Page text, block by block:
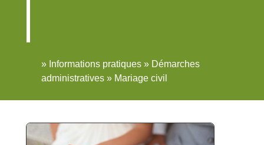
» Informations pratiques » Démarches
administratives » Mariage civil